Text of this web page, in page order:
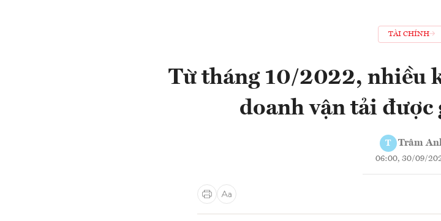
TÀI CHÍNH
Từ tháng 10/2022, nhiều
doanh vận tải được
T Trâm
06:00, 30/09/